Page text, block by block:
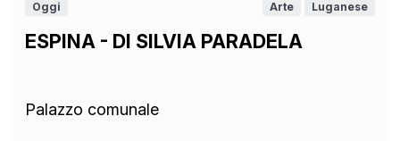
Oggi Arte Luganese
ESPINA - DI SILVIA PARADELA
Palazzo comunale